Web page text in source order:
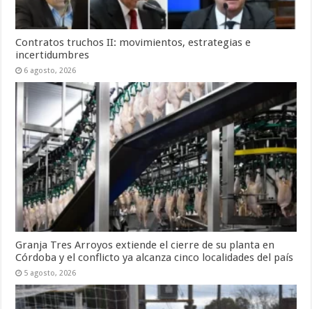
Contratos truchos II: movimientos, estrategias e
incertidumbres
6 agosto, 2026
Granja Tres Arroyos extiende el cierre de su planta en
Córdoba y el conflicto ya alcanza cinco localidades del país
5 agosto, 2026